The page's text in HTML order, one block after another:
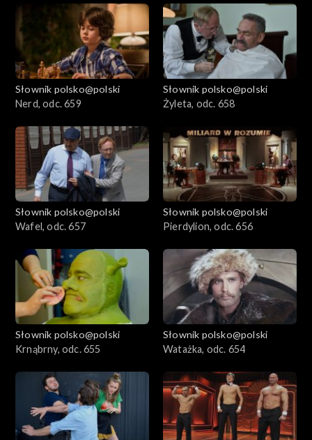
Słownik polsko@polski
Nerd, odc. 659
Słownik polsko@polski
Żyleta, odc. 658
Słownik polsko@polski
Wafel, odc. 657
Słownik polsko@polski
Pierdylion, odc. 656
Słownik polsko@polski
Krnąbrny, odc. 655
Słownik polsko@polski
Watażka, odc. 654